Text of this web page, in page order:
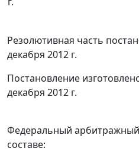
Резолютивная часть
декабря 2012 г.
Постановление
декабря 2012 г.
Федеральный арбитражный
составе: